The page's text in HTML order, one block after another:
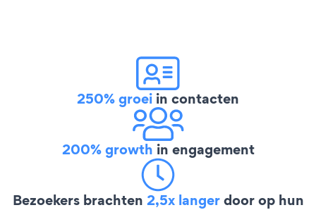
250% groei in contacten
200% growth in engagement
Bezoekers brachten 2,5x langerdoor op hun